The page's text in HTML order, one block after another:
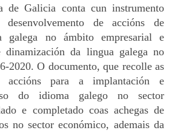
de Galicia conta cun instrumento
de accións de
galega no ámbito empresarial e
da lingua galega no
2020. O documento, que recolle as
accións para a implantación e
do idioma galego no sector
e completado coas achegas de
no sector económico, ademais da